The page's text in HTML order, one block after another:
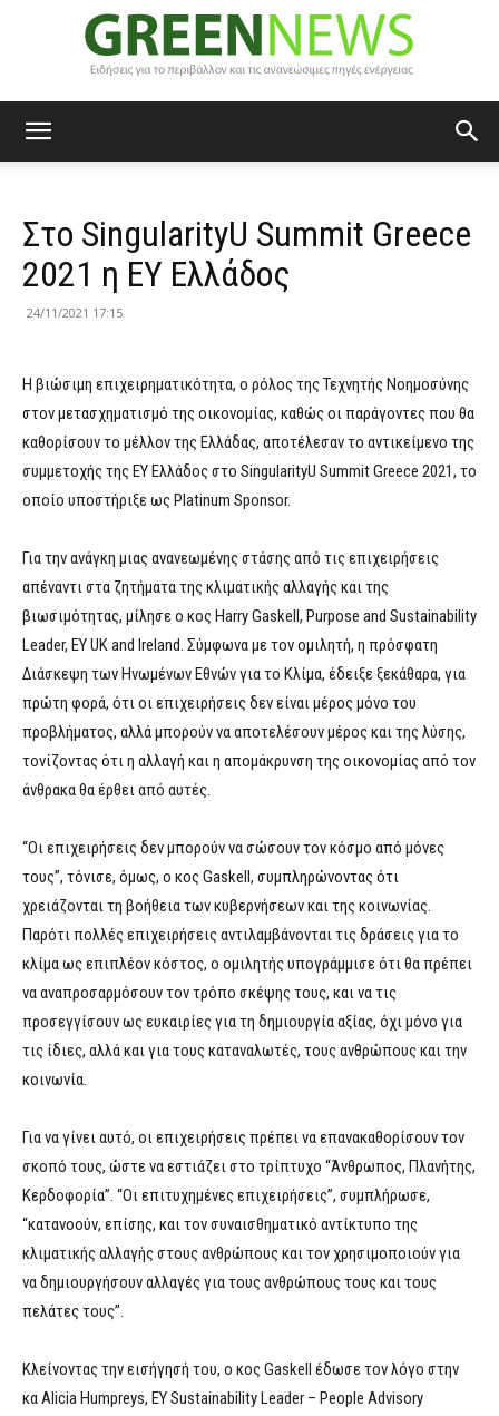
News
Στο SingularityU Summit Greece
2021 η EY Ελλάδος
24/11/2021 17:15
Η βιώσιμη επιχειρηματικότητα, ο ρόλος της Τεχνητής Νοημοσύνης
στον μετασχηματισμό της οικονομίας, καθώς οι παράγοντες που θα
καθορίσουν το μέλλον της Ελλάδας, αποτέλεσαν το αντικείμενο της
συμμετοχής της EY Ελλάδος στο SingularityU Summit Greece 2021, το
οποίο υποστήριξε ως Platinum Sponsor.
Για την ανάγκη μιας ανανεωμένης στάσης από τις επιχειρήσεις
απέναντι στα ζητήματα της κλιματικής αλλαγής και της
βιωσιμότητας, μίλησε ο κος Harry Gaskell, Purpose and Sustainability
Leader, EY UK and Ireland. Σύμφωνα με τον ομιλητή, η πρόσφατη
Διάσκεψη των Ηνωμένων Εθνών για το Κλίμα, έδειξε ξεκάθαρα, για
πρώτη φορά, ότι οι επιχειρήσεις δεν είναι μέρος μόνο του
προβλήματος, αλλά μπορούν να αποτελέσουν μέρος και της λύσης,
τονίζοντας ότι η αλλαγή και η απομάκρυνση της οικονομίας από τον
άνθρακα θα έρθει από αυτές.
“Οι επιχειρήσεις δεν μπορούν να σώσουν τον κόσμο από μόνες
τους”, τόνισε, όμως, ο κος Gaskell, συμπληρώνοντας ότι
χρειάζονται τη βοήθεια των κυβερνήσεων και της κοινωνίας.
Παρότι πολλές επιχειρήσεις αντιλαμβάνονται τις δράσεις για το
κλίμα ως επιπλέον κόστος, ο ομιλητής υπογράμμισε ότι θα πρέπει
να αναπροσαρμόσουν τον τρόπο σκέψης τους, και να τις
προσεγγίσουν ως ευκαιρίες για τη δημιουργία αξίας, όχι μόνο για
τις ίδιες, αλλά και για τους καταναλωτές, τους ανθρώπους και την
κοινωνία.
Για να γίνει αυτό, οι επιχειρήσεις πρέπει να επανακαθορίσουν τον
σκοπό τους, ώστε να εστιάζει στο τρίπτυχο “Άνθρωπος, Πλανήτης,
Κερδοφορία”. “Οι επιτυχημένες επιχειρήσεις”, συμπλήρωσε,
“κατανοούν, επίσης, και τον συναισθηματικό αντίκτυπο της
κλιματικής αλλαγής στους ανθρώπους και τον χρησιμοποιούν για
να δημιουργήσουν αλλαγές για τους ανθρώπους τους και τους
πελάτες τους”.
Κλείνοντας την εισήγησή του, ο κος Gaskell έδωσε τον λόγο στην
κα Alicia Humpreys, EY Sustainability Leader – People Advisory